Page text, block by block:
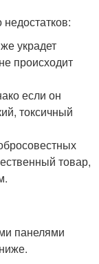
недостатков:
украдет
происходит
если он
токсичный
товар,
панелями